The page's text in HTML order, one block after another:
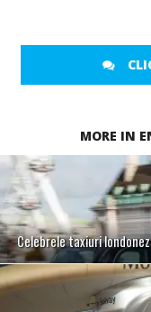
MORE IN
Celebrele taxiuri